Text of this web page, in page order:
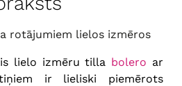
rotājumiem lielos izmēros
lielo izmēru tilla bolero ar
ir lieliski piemērots